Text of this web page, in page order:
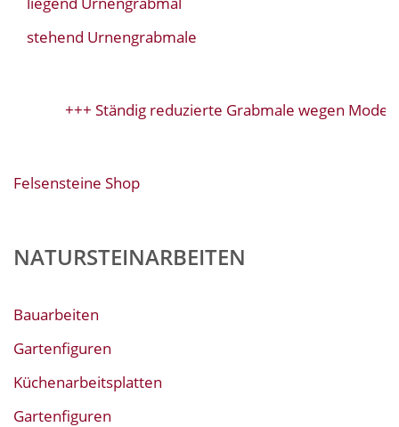
stehend Urnengrabmale
+++ Ständig reduzierte Grabmale wegen
Felsensteine Shop
NATURSTEINARBEITEN
Bauarbeiten
Gartenfiguren
Küchenarbeitsplatten
Gartenfiguren